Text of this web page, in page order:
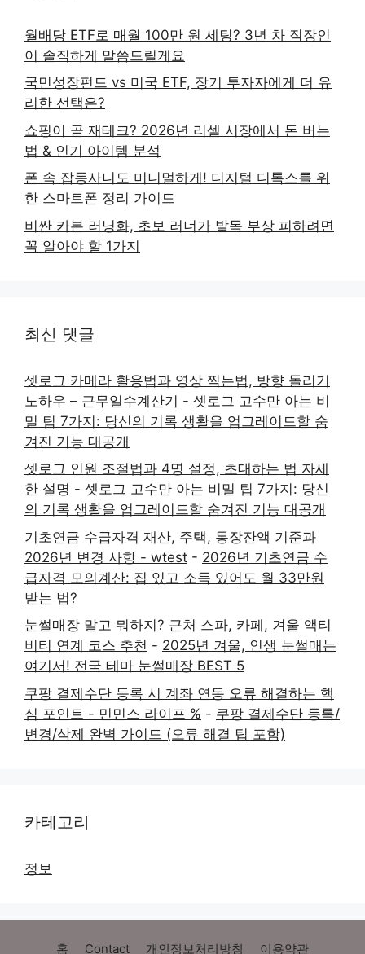
월배당 ETF로 매월 100만 원 세팅? 3년 차 직장인
이 솔직하게 말씀드릴게요
국민성장펀드 vs 미국 ETF, 장기 투자자에게 더 유
리한 선택은?
쇼핑이 곧 재테크? 2026년 리셀 시장에서 돈 버는
법 & 인기 아이템 분석
폰 속 잡동사니도 미니멀하게! 디지털 디톡스를 위
한 스마트폰 정리 가이드
비싼 카본 러닝화, 초보 러너가 발목 부상 피하려면
꼭 알아야 할 1가지
최신 댓글
셋로그 카메라 활용법과 영상 찍는법, 방향 돌리기
노하우 – 근무일수계산기 - 셋로그 고수만 아는 비
밀 팁 7가지: 당신의 기록 생활을 업그레이드할 숨
겨진 기능 대공개
셋로그 인원 조절법과 4명 설정, 초대하는 법 자세
한 설명 - 셋로그 고수만 아는 비밀 팁 7가지: 당신
의 기록 생활을 업그레이드할 숨겨진 기능 대공개
기초연금 수급자격 재산, 주택, 통장잔액 기준과
2026년 변경 사항 - wtest - 2026년 기초연금 수
급자격 모의계산: 집 있고 소득 있어도 월 33만원
받는 법?
눈썰매장 말고 뭐하지? 근처 스파, 카페, 겨울 액티
비티 연계 코스 추천 - 2025년 겨울, 인생 눈썰매는
여기서! 전국 테마 눈썰매장 BEST 5
쿠팡 결제수단 등록 시 계좌 연동 오류 해결하는 핵
심 포인트 - 민민스 라이프 % - 쿠팡 결제수단 등록/
변경/삭제 완벽 가이드 (오류 해결 팁 포함)
카테고리
정보
홈 Contact 개인정보처리방침 이용약관